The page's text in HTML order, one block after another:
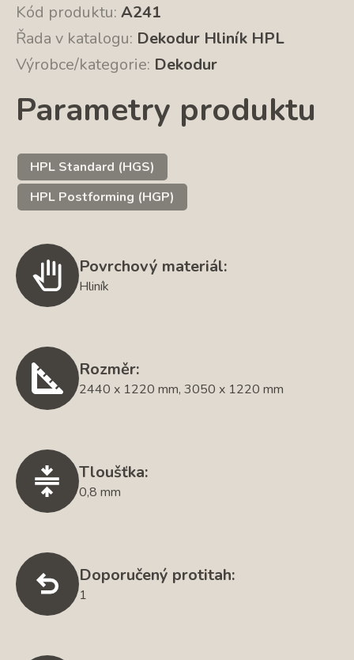
Kód produktu: A241
Řada v katalogu: Dekodur Hliník HPL
Výrobce/kategorie: Dekodur
Parametry produktu
HPL Standard (HGS)
HPL Postforming (HGP)
Povrchový materiál:
Hliník
Rozměr:
2440 x 1220 mm, 3050 x 1220 mm
Tloušťka:
0,8 mm
Doporučený protitah:
1